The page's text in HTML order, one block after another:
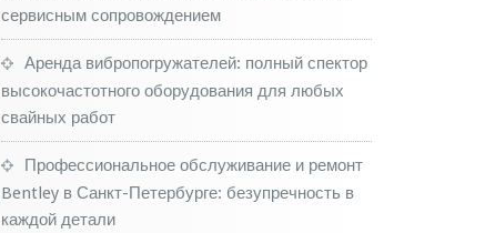
сервисным сопровождением
Аренда вибропогружателей: полный спектор
высокочастотного оборудования для любых
свайных работ
Профессиональное обслуживание и ремонт
Bentley в Санкт-Петербурге: безупречность в
каждой детали